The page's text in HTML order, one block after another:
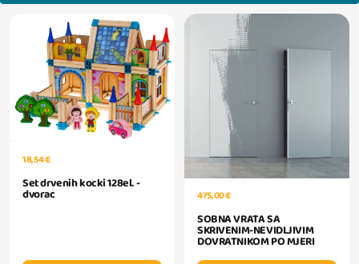
18,54 €
Set drvenih kocki 128el. -
dvorac 475,00 €
SOBNA VRATA SA
SKRIVENIM-NEVIDLJIVIM
DOVRATNIKOM PO MJERI